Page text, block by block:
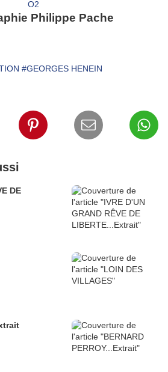
Philippe Pache
#GEORGES HENEIN
DE